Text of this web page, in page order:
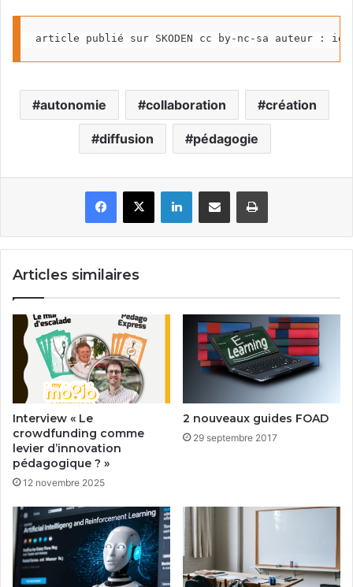
article publié sur SKODEN cc by-nc-sa auteur :
autonomie collaboration création
diffusion pédagogie
Facebook
X LinkedinPartager par email Imprimer
Articles similaires
Interview « Le
crowdfunding comme
levier d’innovation
pédagogique ? »
12 novembre 2025
2 nouveaux guides FOAD
29 septembre 2017